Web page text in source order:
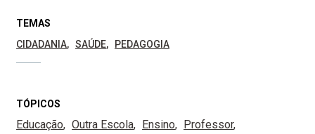
TEMAS
CIDADANIA
SAÚDE PEDAGOGIA
TÓPICOS
Educação Outra Escola Ensino
Professor